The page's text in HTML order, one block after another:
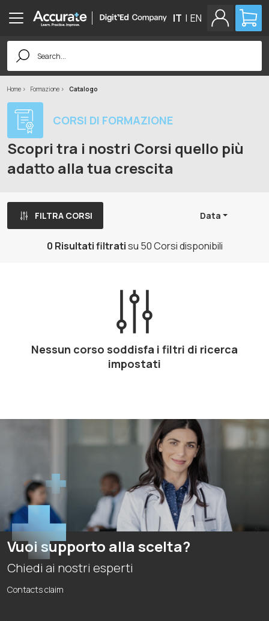
IT | EN
Search
for:
Home Formazione Catalogo
CORSI DI FORMAZIONE
Scopri tra i nostri Corsi quello più
adatto alla tua crescita
FILTRA CORSI Data
0 Risultati filtratisu 50 Corsi disponibili
Nessun corso soddisfa i filtri di ricerca
impostati
Vuoi supporto alla scelta?
Chiedi ai nostri esperti
Contacts claim